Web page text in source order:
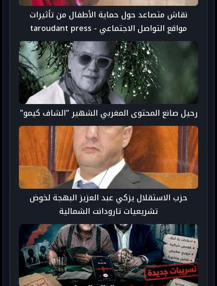
نقاش متصاعد حول حماية الأطفال من تأثيرات
مواقع التواصل الاجتماعي - taroudant press
رحيل صانع المحتوى المغربي الشهير "الشاف كيمو"
حزب الاستقلال يزكي عبد العزيز البهجة لخوض
تشريعيات تارودانت الشمالية